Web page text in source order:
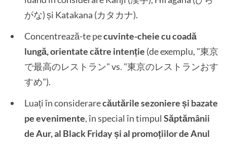
がな) și Katakana (カタカナ).
Concentrează-te pecuvinte-cheie cu coadă
lungă, orientate către intenție (de exemplu, "東京
で最高のレストラン" vs. "東京のレストランおす
すめ").
Luați în considerarecăutările sezoniere și bazate
pe evenimente, în special în timpul Săptămânii
de Aur, al Black Friday și al promoțiilor de Anul